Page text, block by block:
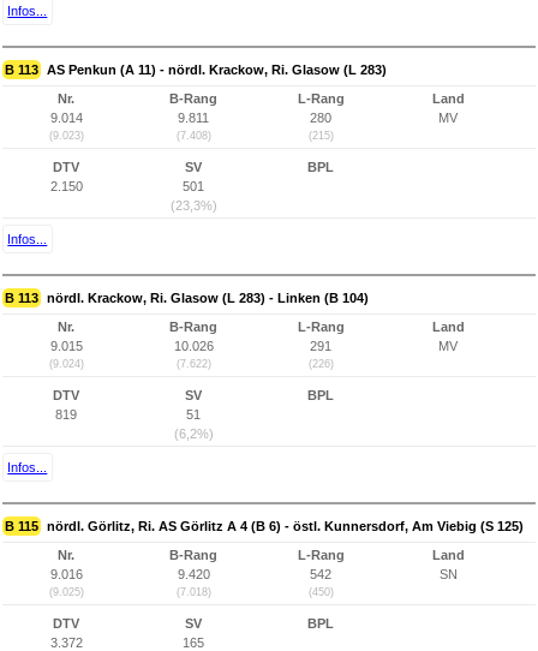
Infos...
B 113 AS Penkun (A 11) - nördl. Krackow, Ri. Glasow (L 283)
Nr.
9.014
(9.023)
B-Rang
9.811
(7.408)
L-Rang
280
(215)
Land
MV
DTV
2.150
SV
501
(23,3%)
BPL
Infos...
B 113 nördl. Krackow, Ri. Glasow (L 283) - Linken (B 104)
Nr.
9.015
(9.024)
B-Rang
10.026
(7.622)
L-Rang
291
(226)
Land
MV
DTV
819
SV
51
(6,2%)
BPL
Infos...
B 115 nördl. Görlitz, Ri. AS Görlitz A 4 (B 6) - östl. Kunnersdorf, Am Viebig (S 125)
Nr.
9.016
(9.025)
B-Rang
9.420
(7.018)
L-Rang
542
(450)
Land
SN
DTV
3.372
SV
165
BPL